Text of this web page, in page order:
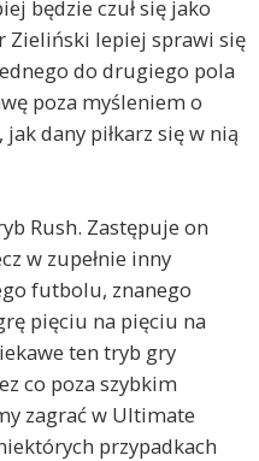
będzie czuł się jako
Zieliński lepiej sprawi się
do drugiego pola
poza myśleniem o
dany piłkarz się w nią
Rush. Zastępuje on
w zupełnie inny
futbolu, znanego
pięciu na pięciu na
ten tryb gry
co poza szybkim
zagrać w Ultimate
przypadkach